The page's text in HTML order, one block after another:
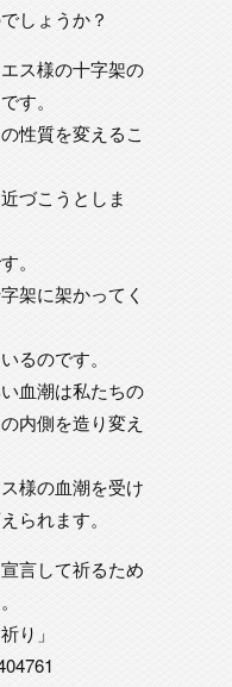
しょうか？
ス様の十字架の
す。
性質を変えるこ
づこうとしま
。
架に架かってく
るのです。
血潮は私たちの
内側を造り変え
様の血潮を受け
られます。
言して祈るため
り」